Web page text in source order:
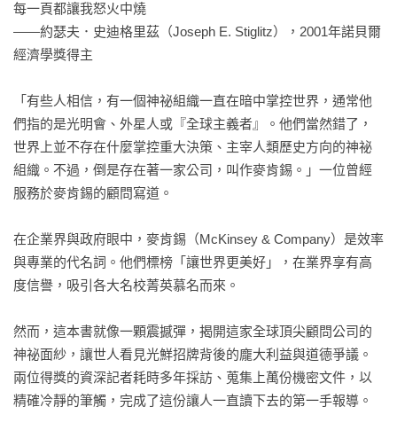
每一頁都讓我怒火中燒
——約瑟夫．史迪格里茲（Joseph E. Stiglitz），2001年諾貝爾
經濟學獎得主
「有些人相信，有一個神祕組織一直在暗中掌控世界，通常他
們指的是光明會、外星人或『全球主義者』。他們當然錯了，
世界上並不存在什麼掌控重大決策、主宰人類歷史方向的神祕
組織。不過，倒是存在著一家公司，叫作麥肯錫。」一位曾經
服務於麥肯錫的顧問寫道。
在企業界與政府眼中，麥肯錫（McKinsey & Company）是效率
與專業的代名詞。他們標榜「讓世界更美好」，在業界享有高
度信譽，吸引各大名校菁英慕名而來。
然而，這本書就像一顆震撼彈，揭開這家全球頂尖顧問公司的
神祕面紗，讓世人看見光鮮招牌背後的龐大利益與道德爭議。
兩位得獎的資深記者耗時多年採訪、蒐集上萬份機密文件，以
精確冷靜的筆觸，完成了這份讓人一直讀下去的第一手報導。